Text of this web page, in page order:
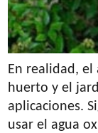
En realidad, el
huerto y el
aplicaciones.
usar el agua